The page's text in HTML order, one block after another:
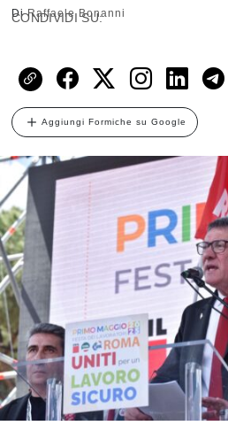
DiRaffaele Bonanni
CONDIVIDI SU:
Aggiungi Formiche su Google